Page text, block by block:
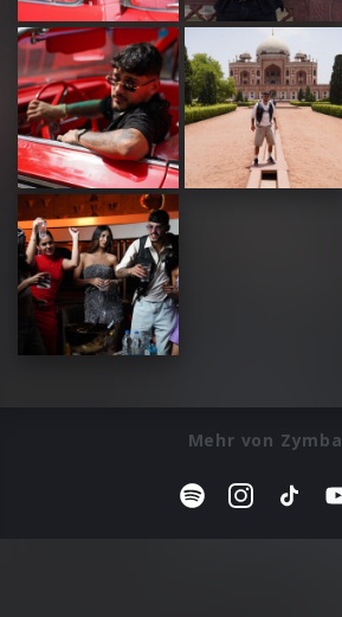
Mehr von Zymba